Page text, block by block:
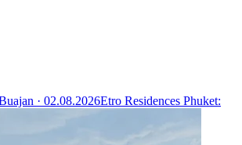
· 02.08.2026Etro Residences Phuket: